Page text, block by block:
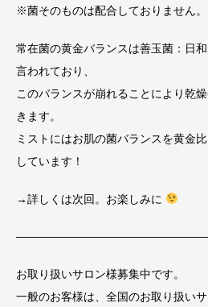
※菌そのものは配合しておりません。
常在菌の黄金バランスは善玉菌：日
言われており、
このバランスが崩れることにより乾
きます。
ミストにはお肌の菌バランスを黄金
しています！
→詳しくは次回。お楽しみに
お取り扱いサロン様募集中です。
一般のお客様は、全国のお取り扱いサ